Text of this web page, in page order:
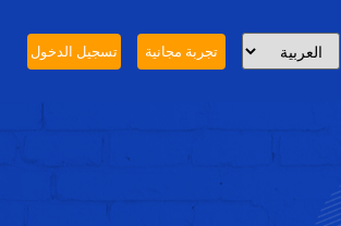
تجربة مجانية تسجيل الدخول